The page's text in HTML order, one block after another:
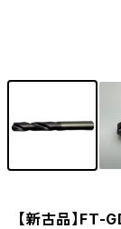
【新古品】